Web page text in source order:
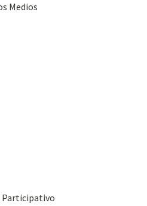
Medios
Participativo